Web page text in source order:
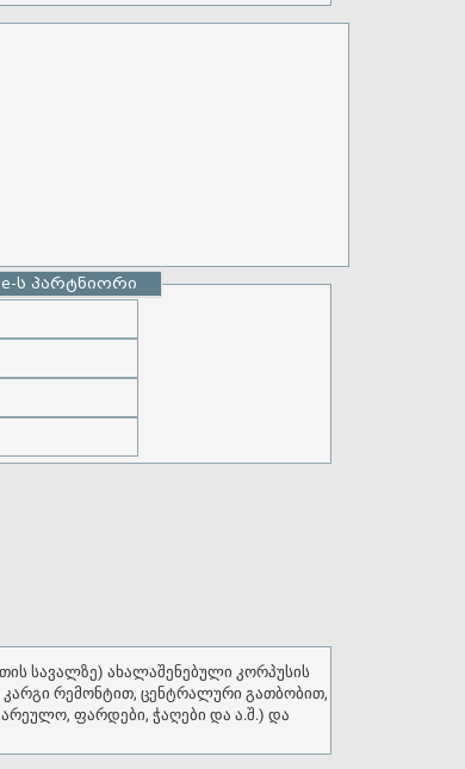
ს პარტნიორი
კარგი რემონტით, ცენტრალური გათბობით,
ფარდები, ჭაღები და ა.შ.) და